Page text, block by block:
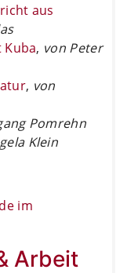
aus
, von Peter
, von
Pomrehn
Klein
im
Arbeit